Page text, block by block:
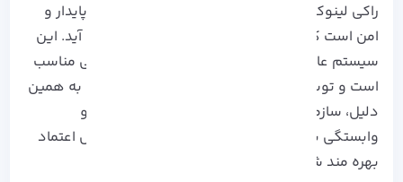
راکی لینوکس یک سیستم عامل لینوکس رایگان، پایدار و
امن است که جایگزینی برای CentOS به حساب می‌ آید. این
سیستم عامل برای استفاده در محیط‌ های سازمانی مناسب
است و توسط یک جامعه قوی پشتیبانی می‌ شود. به همین
دلیل، سازمان‌ ها می‌ توانند بدون پرداخت هزینه و
وابستگی به فروشنده، از یک پلتفرم لینوکس قابل اعتماد
بهره‌ مند شوند.